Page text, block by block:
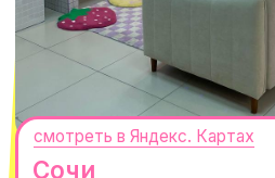
@MACROCOSM_STORE
MACROCOSM
300 000+ подписчиков
14'000+ подписчиков в нашем Telegram-